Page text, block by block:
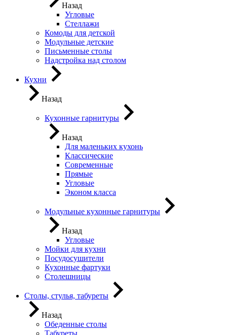
Назад
Угловые
Стеллажи
Комоды для детской
Модульные детские
Письменные столы
Надстройка над столом
Кухни
Назад
Кухонные гарнитуры
Назад
Для маленьких кухонь
Классические
Современные
Прямые
Угловые
Эконом класса
Модульные кухонные гарнитуры
Назад
Угловые
Мойки для кухни
Посудосушители
Кухонные фартуки
Столешницы
Столы, стулья, табуреты
Назад
Обеденные столы
Табуреты